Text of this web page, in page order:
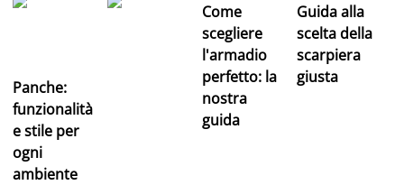
Panche:
funzionalità
e stile per
ogni
ambiente
Come
scegliere
l'armadio
perfetto: la
nostra
guida
Guida alla
scelta della
scarpiera
giusta